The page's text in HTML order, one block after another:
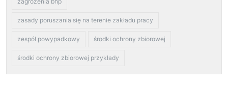
zasady poruszania się na terenie zakładu pracy
zespół powypadkowy środki ochrony zbiorowej
środki ochrony zbiorowej przykłady